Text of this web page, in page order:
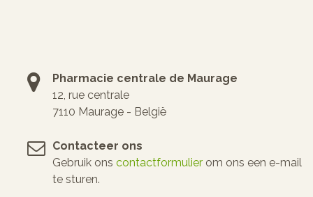
Pharmacie centrale de Maurage
12, rue centrale
7110 Maurage - België
Contacteer ons
Gebruik ons contactformulier om ons een e-mail
te sturen.